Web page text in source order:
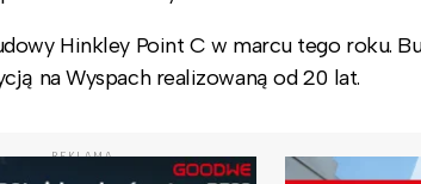
Hinkley Point C w marcu tego roku.
na Wyspach realizowaną od 20 lat.
REKLAMA